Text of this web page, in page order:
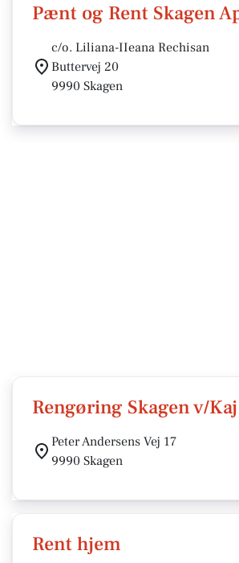
Pænt og Rent Skagen
c/o. Liliana-IIeana Rechisan
Buttervej 20
9990 Skagen
Rengøring Skagen v/
Peter Andersens Vej 17
9990 Skagen
Rent hjem